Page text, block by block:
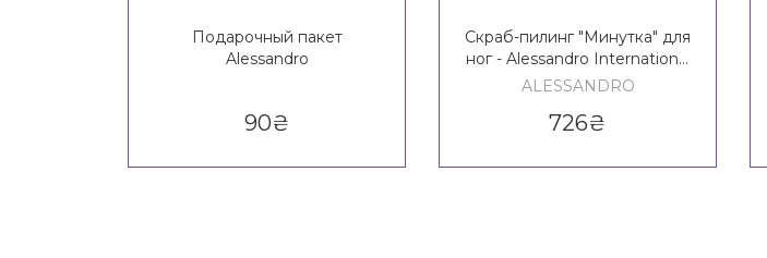
Подарочный пакет
Alessandro
90₴
Скраб-пилинг "Минутка" для
ног - Alessandro International
One Minute Pedicure
ALESSANDRO
726₴